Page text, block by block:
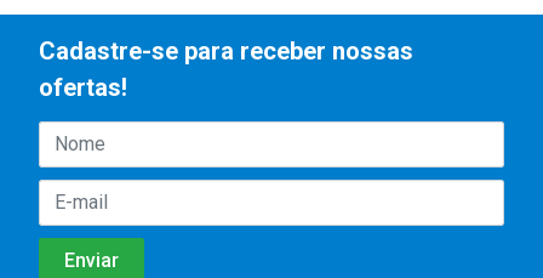
Cadastre-se para receber nossas
ofertas!